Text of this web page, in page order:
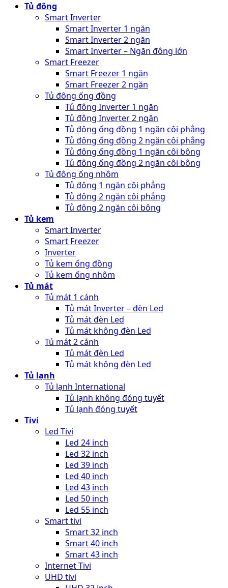
Tủ đông
Smart Inverter
Smart Inverter 1 ngăn
Smart Inverter 2 ngăn
Smart Inverter – Ngăn đông lớn
Smart Freezer
Smart Freezer 1 ngăn
Smart Freezer 2 ngăn
Tủ đông ống đồng
Tủ đông Inverter 1 ngăn
Tủ đông Inverter 2 ngăn
Tủ đông ống đồng 1 ngăn côi phẳng
Tủ đông ống đồng 2 ngăn côi phẳng
Tủ đông ống đồng 1 ngăn côi bông
Tủ đông ống đồng 2 ngăn côi bông
Tủ đông ống nhôm
Tủ đông 1 ngăn côi phẳng
Tủ đông 2 ngăn côi phẳng
Tủ đông 2 ngăn côi bông
Tủ kem
Smart Inverter
Smart Freezer
Inverter
Tủ kem ống đồng
Tủ kem ống nhôm
Tủ mát
Tủ mát 1 cánh
Tủ mát Inverter – đèn Led
Tủ mát đèn Led
Tủ mát không đèn Led
Tủ mát 2 cánh
Tủ mát đèn Led
Tủ mát không đèn Led
Tủ lạnh
Tủ lạnh International
Tủ lạnh không đóng tuyết
Tủ lạnh đóng tuyết
Tivi
Led Tivi
Led 24 inch
Led 32 inch
Led 39 inch
Led 40 inch
Led 43 inch
Led 50 inch
Led 55 inch
Smart tivi
Smart 32 inch
Smart 40 inch
Smart 43 inch
Internet Tivi
UHD tivi